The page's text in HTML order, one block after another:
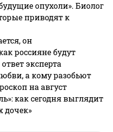
опухоли». Биолог
приводят к
он
россияне будут
эксперта
а кому разобьют
на август
как сегодня выглядит
дочек»